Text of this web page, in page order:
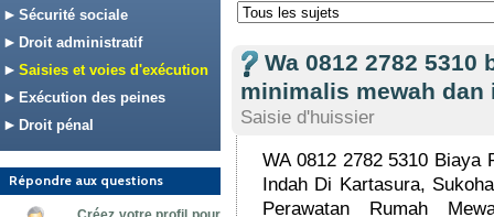
Sécurité sociale
Droit administratif
Saisies et voies d'exécution
Exécution des peines
Droit pénal
Répondre aux questions
Wa 0812 2782
minimalis mewah dan
Saisie d'huissier
WA 0812 2782 5310 Biaya
Indah Di Kartasura,
Perawatan Rumah